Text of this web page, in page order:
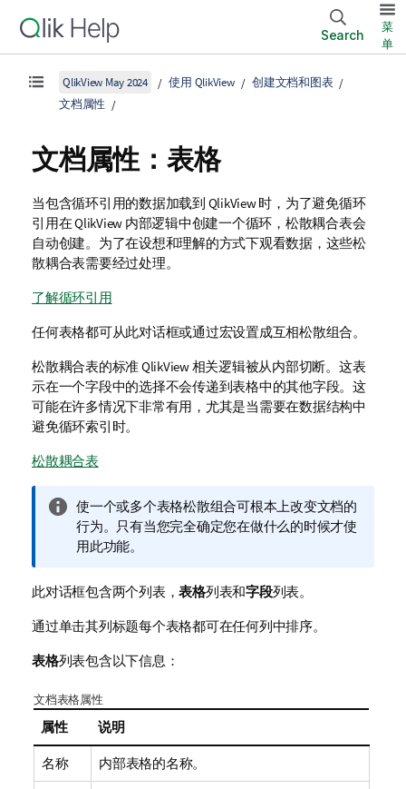
Search
菜
单
QlikView May 2024 使用 QlikView
创建文档和图表
文档属性
文档属性：表格
当包含循环引用的数据加载到 QlikView 时，为了避免循环
引用在 QlikView 内部逻辑中创建一个循环，松散耦合表会
自动创建。为了在设想和理解的方式下观看数据，这些松
散耦合表需要经过处理。
了解循环引用
任何表格都可从此对话框或通过宏设置成互相松散组合。
松散耦合表的标准 QlikView 相关逻辑被从内部切断。这表
示在一个字段中的选择不会传递到表格中的其他字段。这
可能在许多情况下非常有用，尤其是当需要在数据结构中
避免循环索引时。
松散耦合表
信
息
注
使一个或多个表格松散组合可根本上改变文档的
行为。只有当您完全确定您在做什么的时候才使
用此功能。
此对话框包含两个列表，表格列表和字段列表。
通过单击其列标题每个表格都可在任何列中排序。
表格列表包含以下信息：
文档表格属性
属性 说明
名称 内部表格的名称。